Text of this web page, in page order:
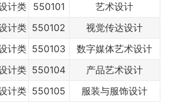
计类 550101
艺术设计
计类 550102
视觉传达设计
计类 550103
数字媒体艺术设计
计类 550104
产品艺术设计
计类 550105
服装与服饰设计